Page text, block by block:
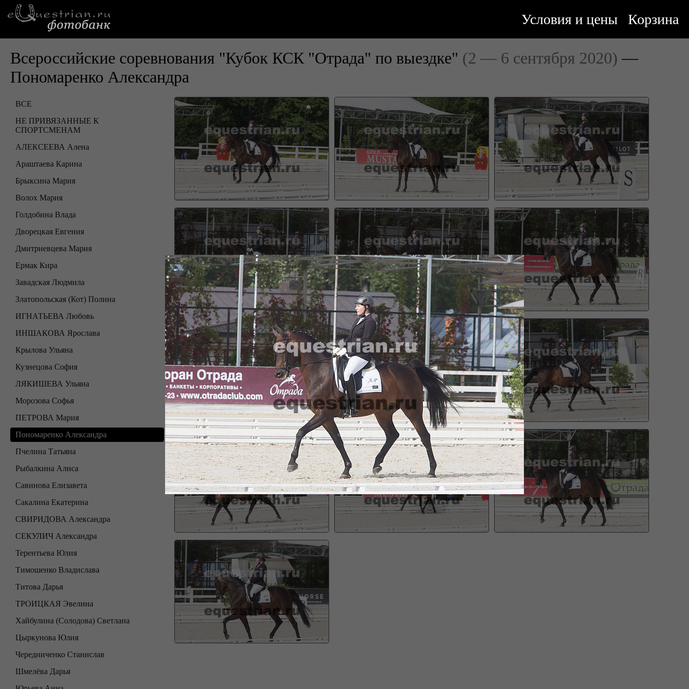
Корзина
Условия и цены
Всероссийские соревнования "Кубок КСК "Отрада" по выездке" (2 — 6 сентября 2020) —
Пономаренко Александра
ВСЕ
НЕ ПРИВЯЗАННЫЕ К
СПОРТСМЕНАМ
АЛЕКСЕЕВА Алена
Араштаева Карина
Брыксина Мария
Волох Мария
Голдобина Влада
Дворецкая Евгения
Дмитриевцева Мария
Ермак Кира
Завадская Людмила
Златопольская (Кот) Полина
ИГНАТЬЕВА Любовь
ИНШАКОВА Ярослава
Крылова Ульяна
Кузнецова София
ЛЯКИШЕВА Ульяна
Морозова Софья
ПЕТРОВА Мария
Пономаренко Александра
Пчелина Татьяна
Рыбалкина Алиса
Савинова Елизавета
Сакалина Екатерина
СВИРИДОВА Александра
СЕКУЛИЧ Александра
Терентьева Юлия
Тимошенко Владислава
Титова Дарья
ТРОИЦКАЯ Эвелина
Хайбулина (Солодова) Светлана
Цыркунова Юлия
Чередниченко Станислав
Шмелёва Дарья